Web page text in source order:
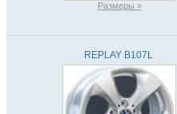
Размеры »
REPLAY B107L